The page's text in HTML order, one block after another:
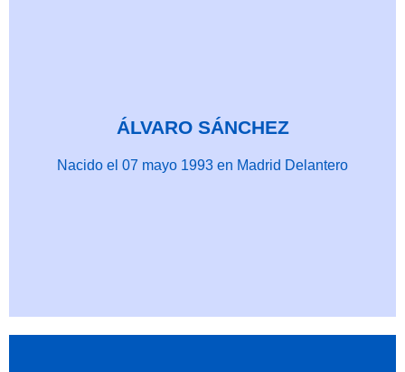
ÁLVARO SÁNCHEZ
Nacido el 07 mayo 1993 en Madrid Delantero